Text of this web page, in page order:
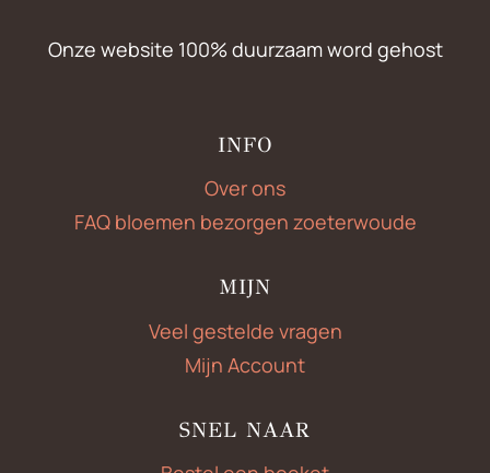
Onze website 100% duurzaam word gehost
INFO
Over ons
FAQ bloemen bezorgen zoeterwoude
MIJN
Veel gestelde vragen
Mijn Account
SNEL NAAR